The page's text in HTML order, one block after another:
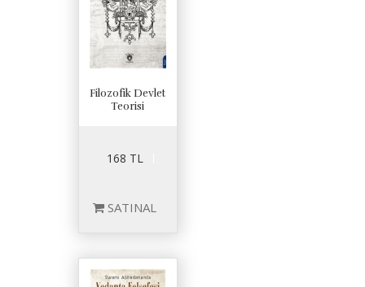
Filozofik Devlet
Teorisi
168 TL
SATINAL